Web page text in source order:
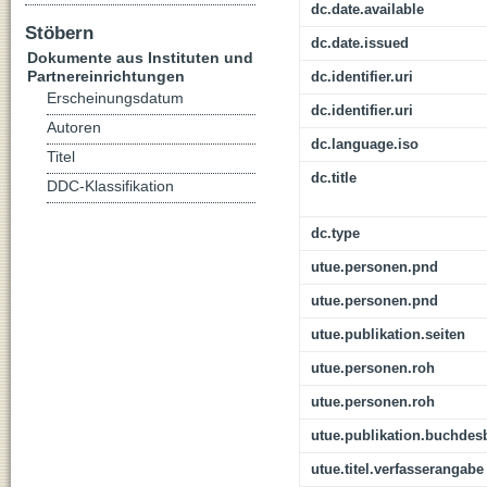
dc.date.available
dc.date.issued
dc.identifier.uri
dc.identifier.uri
dc.language.iso
dc.title
dc.type
utue.personen.pnd
utue.personen.pnd
utue.publikation.seiten
utue.personen.roh
utue.personen.roh
utue.titel.verfasserangabe
Stöbern
Dokumente aus Instituten und
Partnereinrichtungen
Erscheinungsdatum
Autoren
Titel
DDC-Klassifikation